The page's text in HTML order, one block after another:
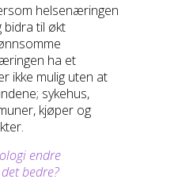
helsenæringen
bidra til økt
ha et
ikke mulig uten at
sykehus,
kjøper og
endre
bedre?